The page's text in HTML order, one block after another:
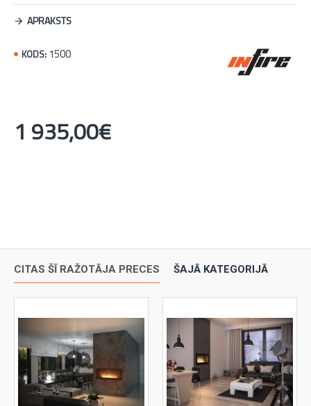
APRAKSTS
KODS: 1500
1 935,00€
CITAS ŠĪ RAŽOTĀJA PRECES ŠAJĀ KATEGORIJĀ